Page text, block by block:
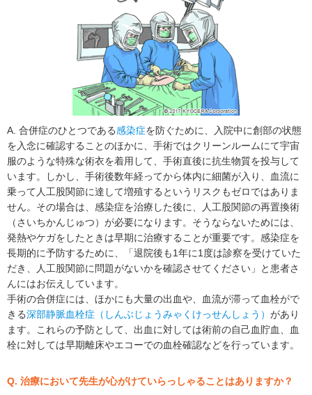
A. 合併症のひとつである感染症を防ぐために、入院中に創部の状態
を入念に確認することのほかに、手術ではクリーンルームにて宇宙
服のような特殊な術衣を着用して、手術直後に抗生物質を投与して
います。しかし、手術後数年経ってから体内に細菌が入り、血流に
乗って人工股関節に達して増殖するというリスクもゼロではありま
せん。その場合は、感染症を治療した後に、人工股関節の再置換術
（さいちかんじゅつ）が必要になります。そうならないためには、
発熱やケガをしたときは早期に治療することが重要です。感染症を
長期的に予防するために、「退院後も1年に1度は診察を受けていた
だき、人工股関節に問題がないかを確認させてください」と患者さ
んにはお伝えしています。
手術の合併症には、ほかにも大量の出血や、血流が滞って血栓がで
きる深部静脈血栓症（しんぶじょうみゃくけっせんしょう） があり
ます。これらの予防として、出血に対しては術前の自己血貯血、血
栓に対しては早期離床やエコーでの血栓確認などを行っています。
Q. 治療において先生が心がけていらっしゃることはありますか？